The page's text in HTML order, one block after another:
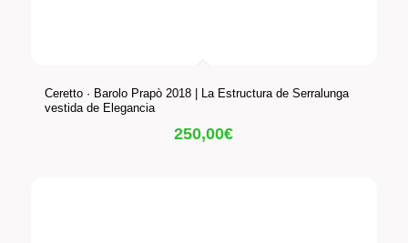
Ceretto · Barolo Prapò 2018 | La Estructura de Serralunga
vestida de Elegancia
250,00€